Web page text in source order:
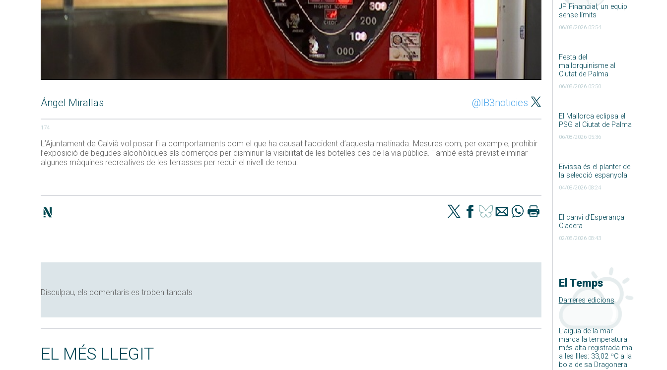
JP Financial, un equip
sense límits
06/08/2026 05:54
Festa del
mallorquinisme al
Ciutat de Palma
06/08/2026 05:50
El Mallorca eclipsa el
PSG al Ciutat de Palma
06/08/2026 05:36
Eivissa és el planter de
la selecció espanyola
04/08/2026 08:24
El canvi d’Esperança
Cladera
02/08/2026 08:43
El Temps
Darreres edicions
L’aigua de la mar
marca la temperatura
més alta registrada mai
a les Illes: 33,02 ºC a la
boia de sa Dragonera
Ángel Mirallas @IB3noticies
174
L’Ajuntament de Calvià vol posar fi a comportaments com el que ha causat l’accident d’aquesta matinada. Mesures com, per exemple, prohibir
l’exposició de begudes alcohòliques als comerços per disminuir la visibilitat de les botelles des de la via pública. També està previst eliminar
algunes màquines recreatives de les terrasses per reduir el nivell de renou.
Disculpau, els comentaris es troben tancats
EL MÉS LLEGIT